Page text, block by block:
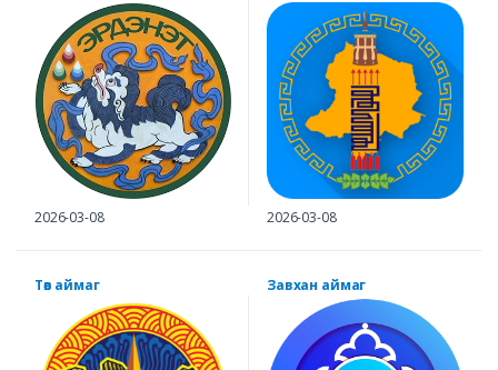
2026-03-08 2026-03-08
Төв аймаг Завхан аймаг